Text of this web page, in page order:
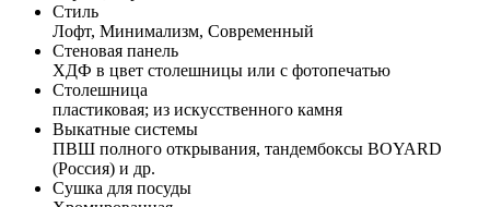
Стиль
Лофт, Минимализм, Современный
Стеновая панель
ХДФ в цвет столешницы или с фотопечатью
Столешница
пластиковая; из искусственного камня
Выкатные системы
ПВШ полного открывания, тандембоксы BOYARD
(Россия) и др.
Сушка для посуды